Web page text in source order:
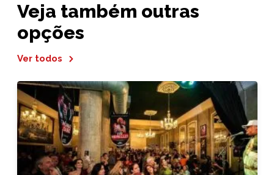
Veja também outras
opções
Ver todos